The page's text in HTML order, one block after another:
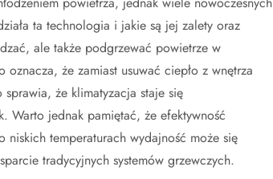
ta technologia i jakie są jej zalety oraz
ale także podgrzewać powietrze w
że zamiast usuwać ciepło z wnętrza
że klimatyzacja staje się
Warto jednak pamiętać, że efektywność
temperaturach wydajność może się
tradycyjnych systemów grzewczych.